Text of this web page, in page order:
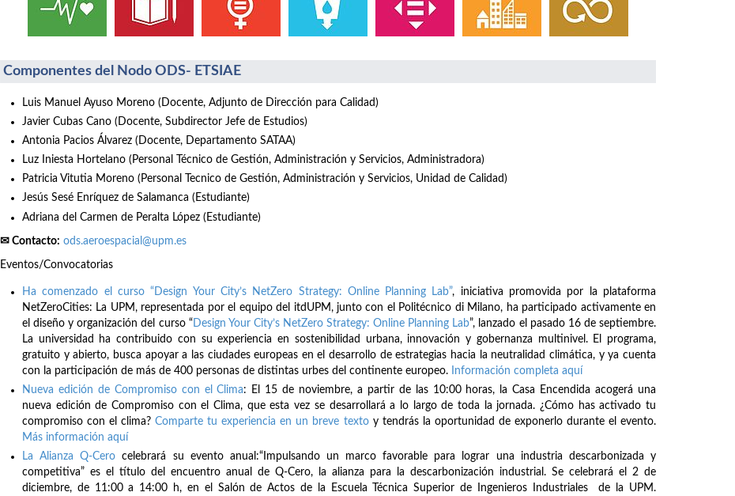
Componentes del Nodo ODS- ETSIAE
Luis Manuel Ayuso Moreno (Docente, Adjunto de Dirección para Calidad)
Javier Cubas Cano (Docente, Subdirector Jefe de Estudios)
Antonia Pacios Álvarez (Docente, Departamento SATAA)
Luz Iniesta Hortelano (Personal Técnico de Gestión, Administración y Servicios, Administradora)
Patricia Vitutia Moreno (Personal Tecnico de Gestión, Administración y Servicios, Unidad de Calidad)
Jesús Sesé Enríquez de Salamanca (Estudiante)
Adriana del Carmen de Peralta López (Estudiante)
✉ Contacto: ods.aeroespacial@upm.es
Eventos/Convocatorias
Ha comenzado el curso “Design Your City’s NetZero Strategy: Online Planning Lab”, iniciativa promovida por la plataforma
NetZeroCities: La UPM, representada por el equipo del itdUPM, junto con el Politécnico di Milano, ha participado activamente en
el diseño y organización del curso “Design Your City’s NetZero Strategy: Online Planning Lab”, lanzado el pasado 16 de septiembre.
La universidad ha contribuido con su experiencia en sostenibilidad urbana, innovación y gobernanza multinivel. El programa,
gratuito y abierto, busca apoyar a las ciudades europeas en el desarrollo de estrategias hacia la neutralidad climática, y ya cuenta
con la participación de más de 400 personas de distintas urbes del continente europeo.
Información completa aquí
Nueva edición de Compromiso con el Clima: El 15 de noviembre, a partir de las 10:00 horas, la Casa Encendida acogerá una
nueva edición de Compromiso con el Clima, que esta vez se desarrollará a lo largo de toda la jornada. ¿Cómo has activado tu
compromiso con el clima?Comparte tu experiencia en un breve textoy tendrás la oportunidad de exponerlo durante el evento.
Más información aquí
La Alianza Q-Cero celebrará su evento anual:“Impulsando un marco favorable para lograr una industria descarbonizada y
competitiva” es el título del encuentro anual de Q-Cero, la alianza para la descarbonización industrial. Se celebrará el 2 de
diciembre, de 11:00 a 14:00 h, en el Salón de Actos de la Escuela Técnica Superior de Ingenieros Industriales de la UPM.